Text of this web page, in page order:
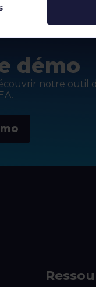
démo
notre outil